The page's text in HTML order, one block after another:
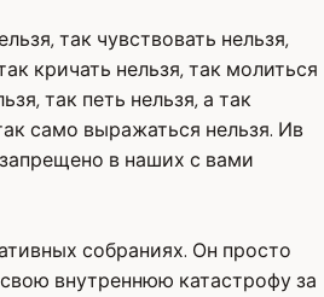
так чувствовать нельзя,
кричать нельзя, так молиться
так петь нельзя, а так
само выражаться нельзя. Ив
в наших с вами
собраниях. Он просто
внутреннюю катастрофу за